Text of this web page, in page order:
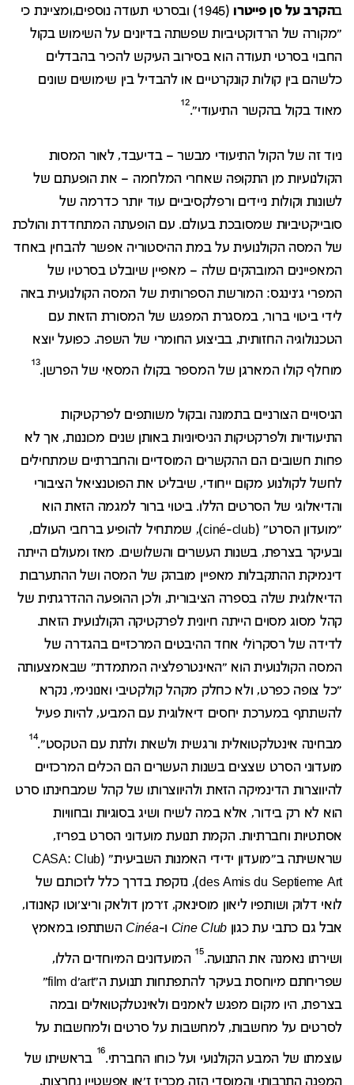
בהקרב על סן פייטרו
(1945) ובסרטי תעודה נוספים,ומציינת כי
"מקורה של הרדוקטיביות שפשתה בדיונים על השימוש בקול
החבוי בסרטי תעודה הוא בסירוב העיקש להכיר בהבדלים
כלשהם בין קולות קונקרטיים או להבדיל בין שימושים שונים
מאוד בקול בהקשר התיעודי".
12
ניוד זה של הקול התיעודי מבשר – בדיעבד, לאור המסות
הקולנועיות מן התקופה שאחרי המלחמה – את הופעתם של
לשונות וקולות ניידים ורפלקסיביים עוד יותר כדרמה של
סובייקטיביוּת שמסובכת בעולם. עם הופעתה המתחדדת והולכת
של המסה הקולנועית על במת ההיסטוריה אפשר להבחין באחד
המאפיינים המובהקים שלה – מאפיין שיובלט בסרטיו של
המפרי ג'נינגס: המורשת הספרותית של המסה הקולנועית באה
לידי ביטוי ברור, במסגרת המפגש של המסורת הזאת עם
הטכנולוגיה החזותית, בביצוע החומרי של השפה. כפועל יוצא
מוחלף קולו המארגן של המספר בקולו המסאִי של הפרשן.
13
הניסויים הצורניים בתמונה ובקול משותפים לפרקטיקות
התיעודיות ולפרקטיקות הניסיוניות באותן שנים מכוננות, אך לא
פחות חשובים הם ההקשרים המוסדיים והחברתיים שמתחילים
לחשל לקולנוע מקום ייחודי, שיבליט את הפוטנציאל הציבורי
והדיאלוגי של הסרטים הללו. ביטוי ברור למגמה הזאת הוא
"מועדון הסרט" (ciné-club), שמתחיל להופיע ברחבי העולם,
ובעיקר בצרפת, בשנות העשרים והשלושים. מאז ומעולם הייתה
דינמיקת ההתקבלות מאפיין מובהק של המסה ושל ההתערבות
הדיאלוגית שלה בספרה הציבורית, ולכן ההופעה ההדרגתית של
קהל מסוג מסוים הייתה חיונית לפרקטיקה הקולנועית הזאת.
לדידה של רסקרוֹלי אחד ההיבטים המרכזיים בהגדרה של
המסה הקולנועית הוא "האינטרפלציה המתמדת" שבאמצעותה
"כל צופה כפרט, ולא כחלק מקהל קולקטיבי ואנונימי, נקרא
להשתתף במערכת יחסים דיאלוגית עם המביע, להיות פעיל
מבחינה אינטלקטואלית ורגשית ולשאת ולתת עם הטקסט".
14
מועדוני הסרט שצצים בשנות העשרים הם הכלים המרכזיים
להיווצרות הדינמיקה הזאת ולהיווצרותו של קהל שמבחינתו סרט
הוא לא רק בידור, אלא במה לשיח ושיג בסוגיות ובחוויות
אסתטיות וחברתיות. הקמת תנועת מועדוני הסרט בפריז,
שראשיתה ב"מועדון ידידי האמנות השביעית" (CASA: Club
des Amis du Septieme Art), נזקפת בדרך כלל לזכותם של
לואי דלוק ושותפיו ליאון מוסינאק, ז'רמן דולאק וריצ'וטו קאנודו,
אבל גם כתבי עת כגון Cine Club ו-Cinéa השתתפו במאמץ
ושירתו נאמנה את התנועה.
15
המועדונים המיוחדים הללו,
שפריחתם מיוחסת בעיקר להתפתחות תנועת ה"film d'art"
בצרפת, היו מקום מפגש לאמנים ולאינטלקטואלים ובמה
לסרטים על מחשבות, למחשבות על סרטים ולמחשבות על
עוצמתו של המבע הקולנועי ועל כוחו החברתי.
16
בראשיתו של
המפנה התרבותי והמוסדי הזה מכריז ז'אן אפשטיין נחרצות,